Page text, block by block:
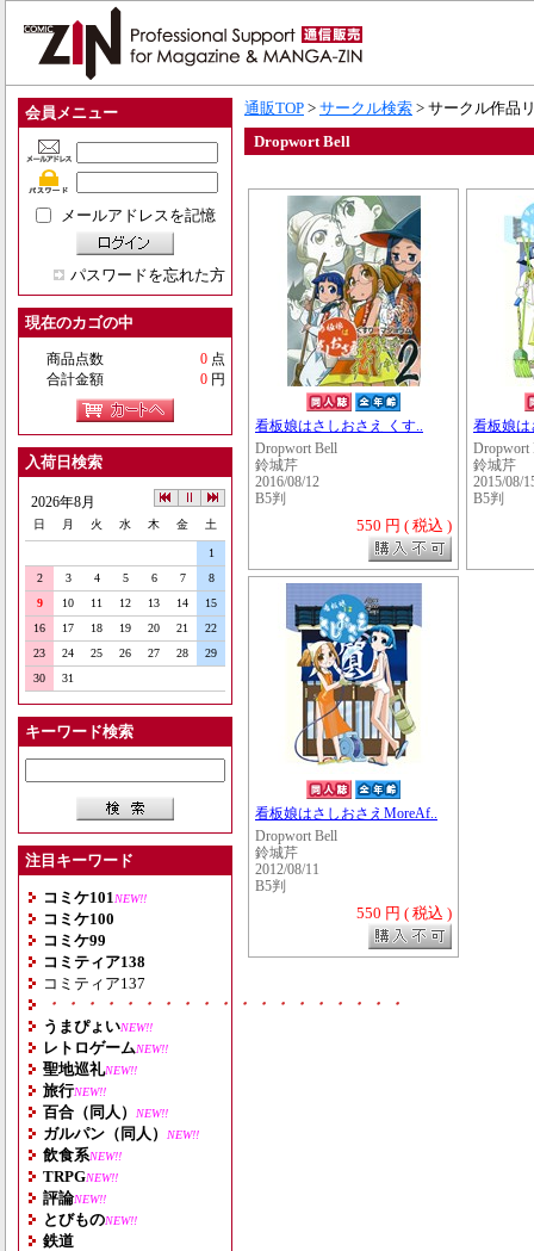
会員メニュー
メールアドレスを記憶
パスワードを忘れた方
現在のカゴの中
商品点数 0 点
合計金額
0 円
入荷日検索
2026年8月
日 月 火 水 木 金 土
1
2
3 4 5 6 7
8
9
10 11 12 13 14
15
16
17 18 19 20 21
22
23
24 25 26 27 28
29
30
31
キーワード検索
注目キーワード
コミケ101 NEW!!
コミケ100
コミケ99
コミティア138
コミティア137
・・・・・・・・・・・・・・・・・・・
うまぴょいNEW!!
レトロゲームNEW!!
聖地巡礼NEW!!
旅行NEW!!
百合（同人） NEW!!
ガルパン（同人） NEW!!
飲食系NEW!!
TRPGNEW!!
評論NEW!!
とびものNEW!!
鉄道
通販TOP > サークル検索 > サークル作品
Dropwort Bell
看板娘はさしおさえ くす..
Dropwort Bell
鈴城芹
2016/08/12
B5判
550 円 ( 税込 )
看板娘は
Dropwort
鈴城芹
2015/08/
B5判
看板娘はさしおさえMoreAf..
Dropwort Bell
鈴城芹
2012/08/11
B5判
550 円 ( 税込 )